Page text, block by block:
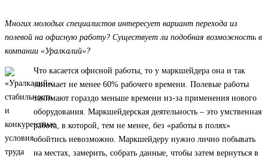
Многих молодых специалистов интересует вариант перехода из
полевой на офисную работу? Существует ли подобная возможность в
компании «Уралкалий»?
Что касается офисной работы, то у маркшейдера она и так
занимает не менее 60% рабочего времени. Полевые работы
занимают гораздо меньше времени из-за применения нового
оборудования. Маркшейдерская деятельность – это умственная
работа, в которой, тем не менее, без «работы в полях»
обойтись невозможно. Маркшейдеру нужно лично побывать
на местах, замерить, собрать данные, чтобы затем вернуться в